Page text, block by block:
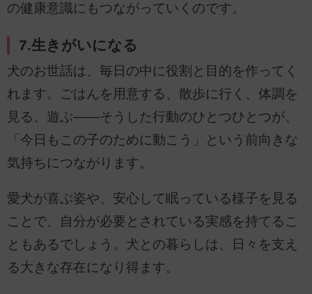
の健康意識にもつながっていくのです。
7.生きがいになる
犬のお世話は、毎日の中に役割と目的を作ってく
れます。ごはんを用意する、散歩に行く、体調を
見る、遊ぶ――そうした行動のひとつひとつが、
「今日もこの子のために動こう」という前向きな
気持ちにつながります。
愛犬が喜ぶ姿や、安心して眠っている様子を見る
ことで、自分が必要とされている実感を持てるこ
ともあるでしょう。犬との暮らしは、日々を支え
る大きな存在になり得ます。